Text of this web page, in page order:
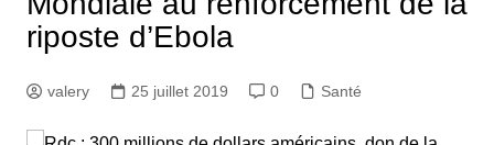
riposte d’Ebola
valery 25 juillet 2019 0 Santé